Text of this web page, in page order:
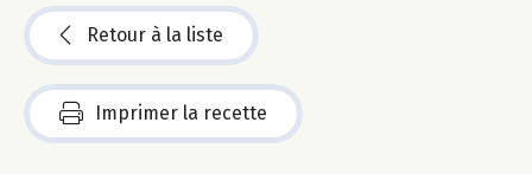
Retour à la liste
Imprimer la recette